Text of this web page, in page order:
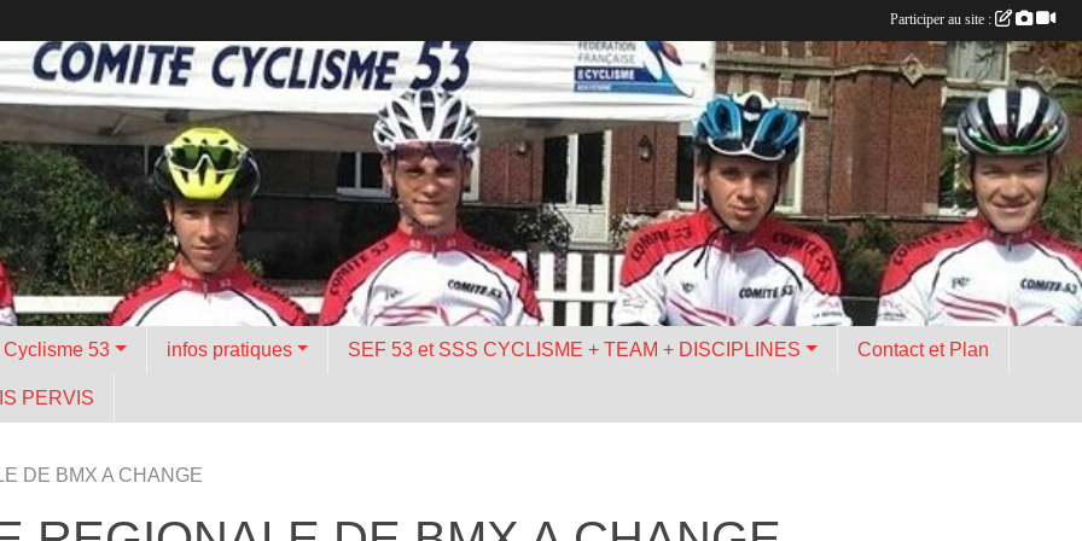
Cyclisme 53 infos pratiques SEF 53 et SSS CYCLISME + TEAM + DISCIPLINES Contact et Plan
PERVIS
DE BMX A CHANGE
Participer au site :